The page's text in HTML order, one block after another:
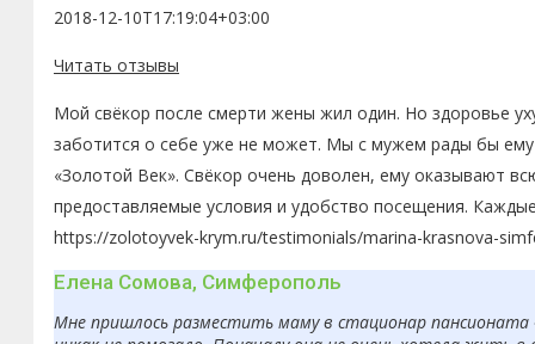
2018-12-10T17:19:04+03:00
Читать отзывы
Мой свёкор после смерти жены жил один. Но здоровье
заботится о себе уже не может. Мы с мужем рады бы ему
«Золотой Век». Свёкор очень доволен, ему оказывают
предоставляемые условия и удобство посещения.
https://zolotoyvek-krym.ru/testimonials/marina-krasnova-
Елена Сомова, Симферополь
Мне пришлось разместить маму в стационар пансионата